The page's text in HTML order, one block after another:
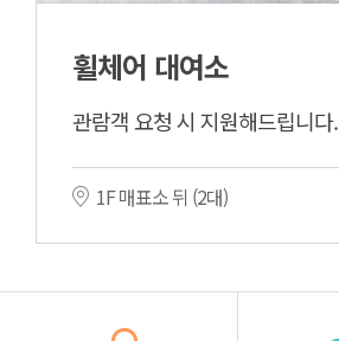
휠체어 대여소
관람객 요청 시 지원해드립니다.
1F 매표소 뒤 (2대)